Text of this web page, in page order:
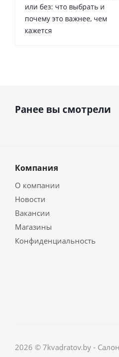
или без: что выбрать и
почему это важнее, чем
кажется
Ранее вы смотрели
Компания
О компании
Новости
Вакансии
Магазины
Конфиденциальность
2026 © 7kvadratov.by -